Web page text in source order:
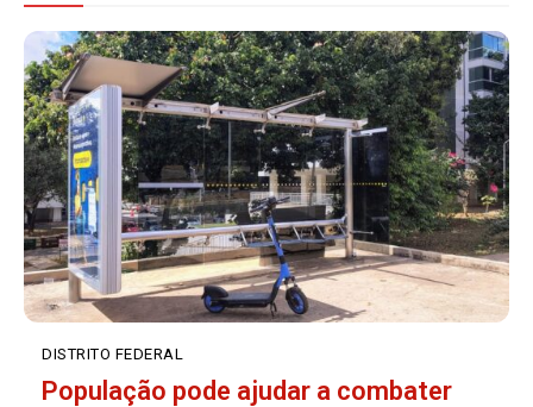
DISTRITO FEDERAL
População pode ajudar a combater